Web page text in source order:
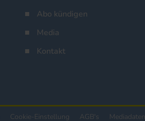
Abo kündigen
Media
Kontakt
Cookie-Einstellung AGB's Mediadaten